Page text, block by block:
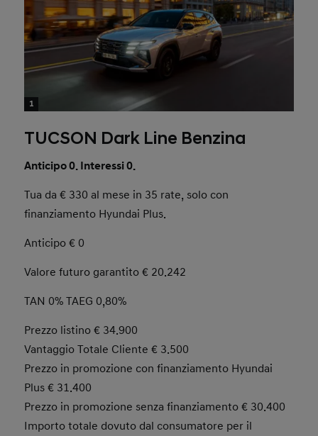
1
TUCSON Dark Line Benzina
Anticipo 0. Interessi 0.
Tua da € 330 al mese in 35 rate, solo con
finanziamento Hyundai Plus.
Anticipo € 0
Valore futuro garantito € 20.242
TAN 0% TAEG 0,80%
Prezzo listino € 34.900
Vantaggio Totale Cliente € 3.500
Prezzo in promozione con finanziamento Hyundai
Plus € 31.400
Prezzo in promozione senza finanziamento € 30.400
Importo totale dovuto dal consumatore per il